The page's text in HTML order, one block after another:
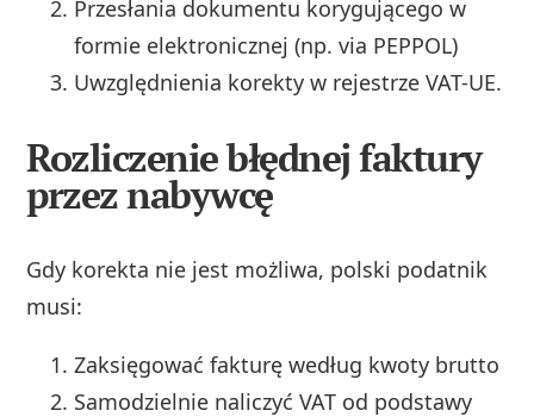
Przesłania dokumentu korygującego w
formie elektronicznej (np. via PEPPOL)
Uwzględnienia korekty w rejestrze VAT-UE.
Rozliczenie błędnej faktury
przez nabywcę
Gdy korekta nie jest możliwa, polski podatnik
musi:
Zaksięgować fakturę według kwoty brutto
Samodzielnie naliczyć VAT od podstawy